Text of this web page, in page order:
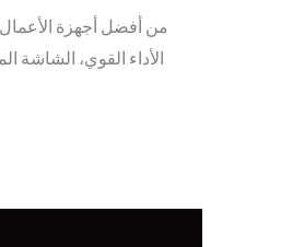
الأداء القوي، الشاشة